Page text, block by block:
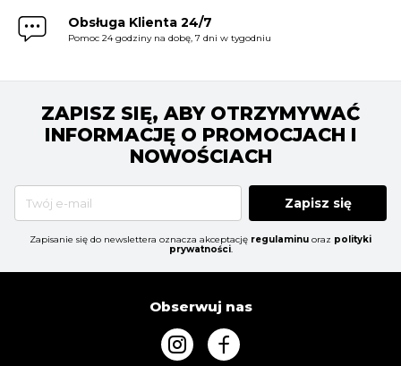
Obsługa Klienta 24/7
Pomoc 24 godziny na dobę, 7 dni w tygodniu
ZAPISZ SIĘ, ABY OTRZYMYWAĆ
INFORMACJĘ O PROMOCJACH I
NOWOŚCIACH
Zapisz się
Zapisanie się do newslettera oznacza akceptację regulaminu oraz polityki
prywatności.
Obserwuj nas